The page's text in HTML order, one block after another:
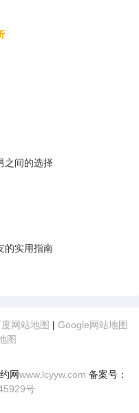
之间的选择
的实用指南
网站地图 | Google网站地图
图
网www.lcyyw.com 备案号：
号